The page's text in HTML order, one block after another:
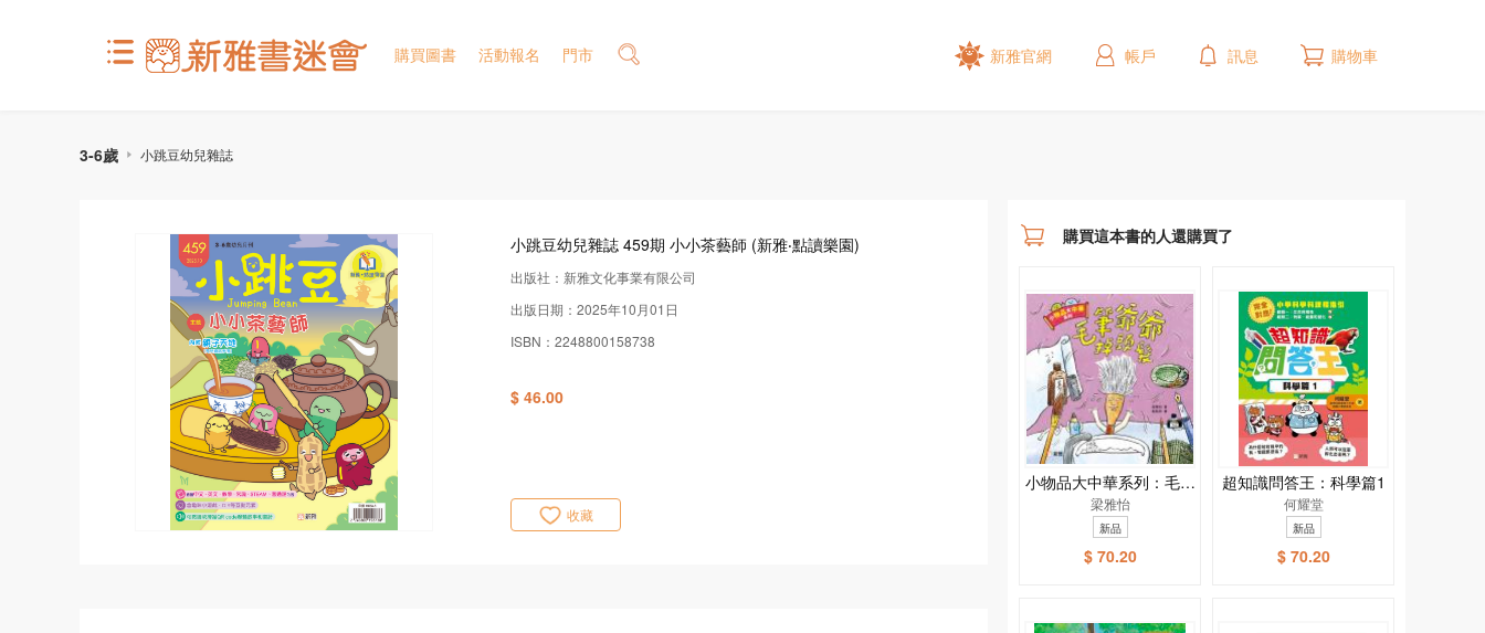
3-6歲 小跳豆幼兒雜誌
小跳豆幼兒雜誌 459期 小小茶藝師 (新雅‧點讀樂園)
出版社：新雅文化事業有限公司
出版日期：2025年10月01日
ISBN：2248800158738
$ 46.00
收藏
購買這本書的人還購買了
小物品大中華系列：毛筆
爺爺掉頭髮
梁雅怡
新品
$ 70.20
超知識問答王：科學篇1
何耀堂
新品
$ 70.20
購買圖書 活動報名 門市 新雅官網 帳戶 訊息 購物車